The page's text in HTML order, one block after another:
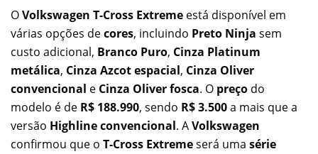
OVolkswagen T-Cross Extreme está disponível em
várias opções decores, incluindo Preto Ninja sem
custo adicional, Branco Puro, Cinza Platinum
metálica, Cinza Azcot espacial, Cinza Oliver
convencional e Cinza Oliver fosca. O preço do
modelo é de R$ 188.990, sendo R$ 3.500a mais que a
versão Highline convencional. AVolkswagen
confirmou que o T-Cross Extremeserá uma série